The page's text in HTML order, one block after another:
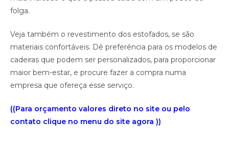
folga.
Veja também o revestimento dos estofados, se são
materiais confortáveis. Dê preferência para os modelos de
cadeiras que podem ser personalizados, para proporcionar
maior bem-estar, e procure fazer a compra numa
empresa que ofereça esse serviço.
((Para orçamento valores direto no site ou pelo
contato clique no menu do site agora ))